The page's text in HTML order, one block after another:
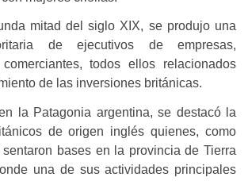
mitad del siglo XIX, se produjo una
de ejecutivos de empresas,
todos ellos relacionados
de las inversiones británicas.
la Patagonia argentina, se destacó la
de origen inglés quienes, como
bases en la provincia de Tierra
una de sus actividades principales